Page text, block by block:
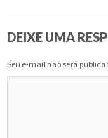
DEIXE UMA
Seu e-mail não será